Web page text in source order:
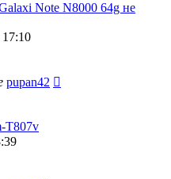
Note N8000 64g не
pupan42
T807v